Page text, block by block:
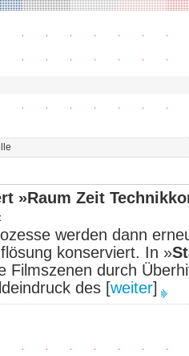
»Raum Zeit
werden dann
konserviert. In »
Filmszenen durch
des [weiter]